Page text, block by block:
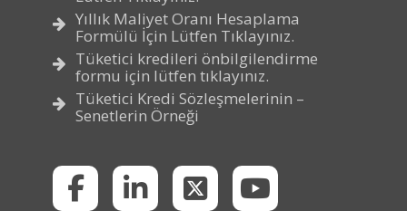
Yıllık Maliyet Oranı Hesaplama
Formülü İçin Lütfen Tıklayınız.
Tüketici kredileri önbilgilendirme
formu için lütfen tıklayınız.
Tüketici Kredi Sözleşmelerinin –
Senetlerin Örneği